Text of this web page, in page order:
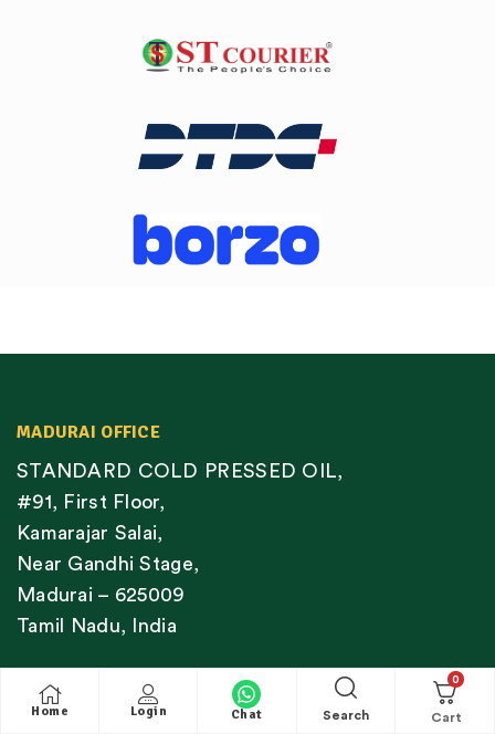
Home Login Chat Search
0
MADURAI OFFICE
STANDARD COLD PRESSED OIL,
#91, First Floor,
Kamarajar Salai,
Near Gandhi Stage,
Madurai – 625009
Tamil Nadu, India